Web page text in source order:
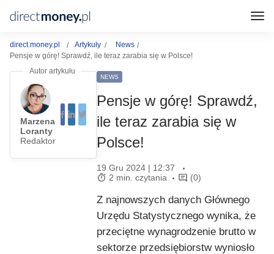
direct.money.pl Artykuły
News
Pensje w górę! Sprawdź, ile teraz zarabia się w Polsce!
Marzena
Loranty
Redaktor
NEWS
Pensje w górę! Sprawdź,
ile teraz zarabia się w
Polsce!
19 Gru 2024 | 12:37
2 min. czytania
(0)
Z najnowszych danych Głównego
Urzędu Statystycznego wynika, że
przeciętne wynagrodzenie brutto w
sektorze przedsiębiorstw wyniosło